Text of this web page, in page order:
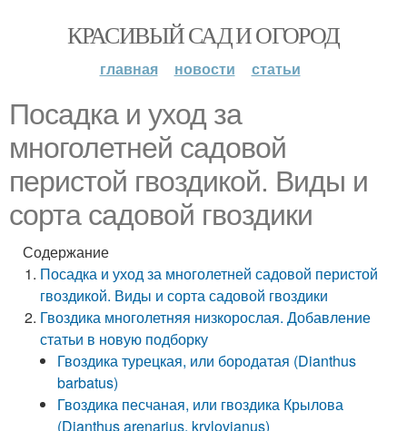
КРАСИВЫЙ САД И ОГОРОД
главная новости статьи
Посадка и уход за
многолетней садовой
перистой гвоздикой. Виды и
сорта садовой гвоздики
Содержание
Посадка и уход за многолетней садовой перистой
гвоздикой. Виды и сорта садовой гвоздики
Гвоздика многолетняя низкорослая. Добавление
статьи в новую подборку
Гвоздика турецкая, или бородатая (Dianthus
barbatus)
Гвоздика песчаная, или гвоздика Крылова
(Dianthus arenarius, krylovianus)